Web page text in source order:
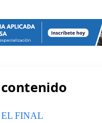
FINAL